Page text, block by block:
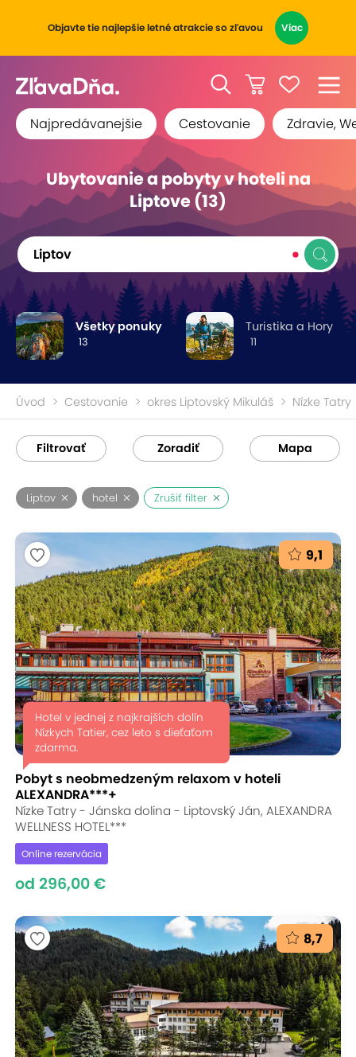
Objavte tie najlepšie letné atrakcie so zľavou Viac
Najpredávanejšie Cestovanie Zdravie,
Ubytovanie a pobyty v hoteli na
Liptove (13)
Liptov
13
Všetky ponuky
11
Turistika a Hory
Úvod Cestovanie okres Liptovský Mikuláš Nízke Tatry
Filtrovať Zoradiť Mapa
Liptov hotel Zrušiť filter
9,1
Hotel v jednej z najkrajších dolín
Nízkych Tatier, cez leto s dieťaťom
zdarma.
Pobyt s neobmedzeným relaxom v hoteli
ALEXANDRA***+
Nízke Tatry - Jánska dolina - Liptovský Ján, ALEXANDRA
WELLNESS HOTEL***
Online rezervácia
od 296,00 €
8,7